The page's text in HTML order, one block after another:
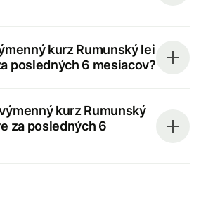
kurz Rumunský lei
posledných 6 mesiacov?
kurz Rumunský
za posledných 6